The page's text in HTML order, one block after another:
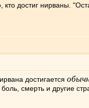
достиг нирваны.
достигается
боль, смерть и другие